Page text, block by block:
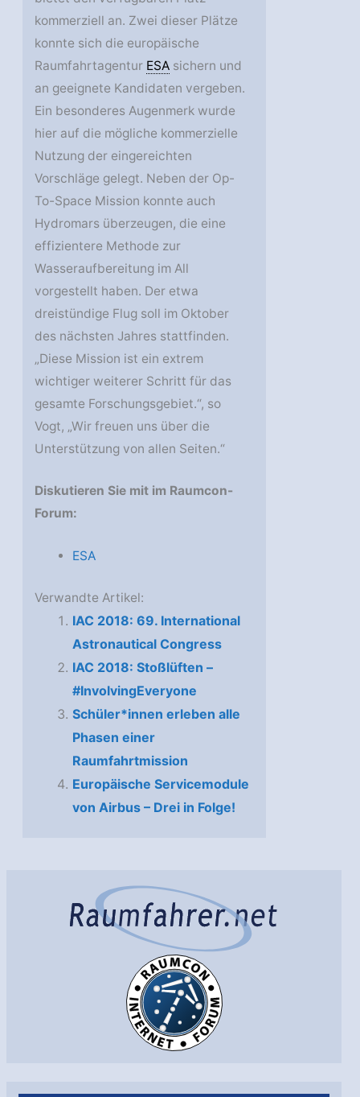
kommerziell an. Zwei dieser Plätze
konnte sich die europäische
Raumfahrtagentur ESA sichern und
an geeignete Kandidaten vergeben.
Ein besonderes Augenmerk wurde
hier auf die mögliche kommerzielle
Nutzung der eingereichten
Vorschläge gelegt. Neben der Op-
To-Space Mission konnte auch
Hydromars überzeugen, die eine
effizientere Methode zur
Wasseraufbereitung im All
vorgestellt haben. Der etwa
dreistündige Flug soll im Oktober
des nächsten Jahres stattfinden.
„Diese Mission ist ein extrem
wichtiger weiterer Schritt für das
gesamte Forschungsgebiet.“, so
Vogt, „Wir freuen uns über die
Unterstützung von allen Seiten.“
Diskutieren Sie mit im Raumcon-
Forum:
ESA
Verwandte Artikel:
IAC 2018: 69. International
Astronautical Congress
IAC 2018: Stoßlüften –
#InvolvingEveryone
Schüler*innen erleben alle
Phasen einer
Raumfahrtmission
Europäische Servicemodule
von Airbus – Drei in Folge!